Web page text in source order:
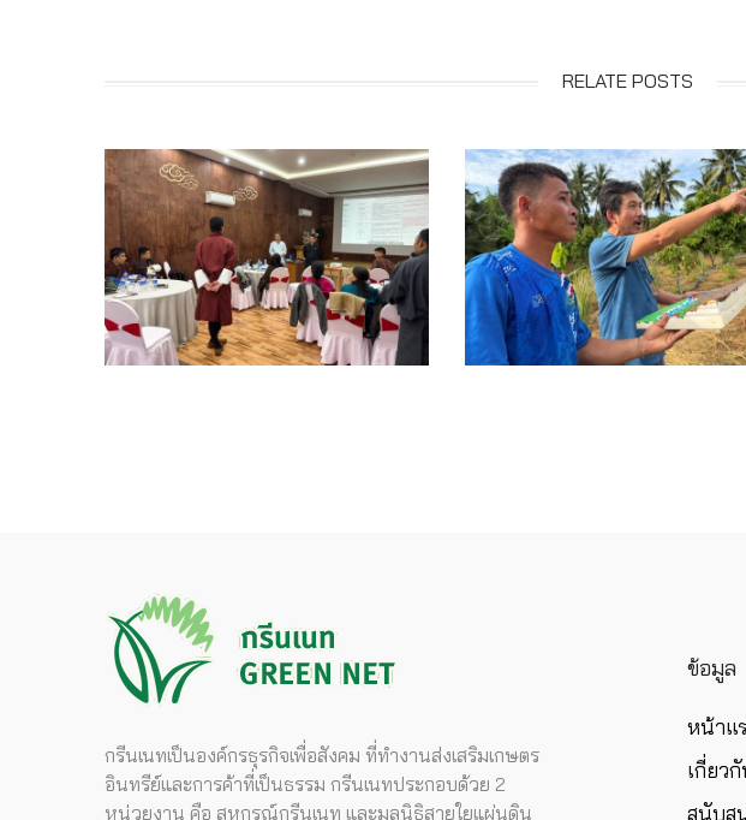
RELATE POSTS
กรีนเนทเป็นองค์กรธุรกิจเพื่อสังคม ที่ทำงานส่งเสริมเกษตร
อินทรีย์และการค้าที่เป็นธรรม กรีนเนทประกอบด้วย 2
หน่วยงาน คือ สหกรณ์กรีนเนท และมูลนิธิสายใยแผ่นดิน
ข้อมูล
หน้าแ
เกี่ยวกั
สนับส